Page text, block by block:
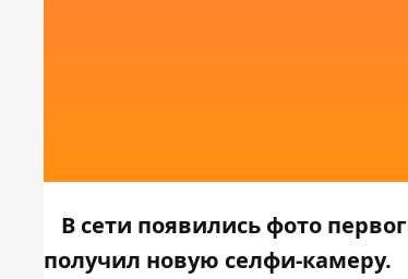
В сети появились фото
получил новую селфи-камеру.